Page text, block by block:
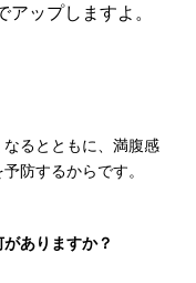
ップしますよ。
るとともに、満腹感
防するからです。
ありますか？